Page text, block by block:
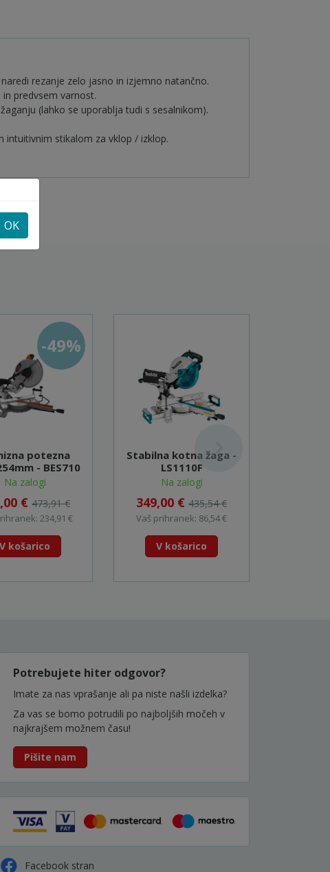
rezanje zelo jasno in izjemno natančno.
predvsem varnost.
(lahko se uporablja tudi s sesalnikom).
intuitivnim stikalom za vklop / izklop.
potezna
- BES710
Na zalogi
€ 473,91 €
234,91 €
V košarico
-49%
Stabilna kotna žaga -
LS1110F
Na zalogi
349,00 € 435,54 €
Vaš prihranek: 86,54 €
V košarico
Potrebujete hiter odgovor?
Imate za nas vprašanje ali pa niste našli izdelka?
Za vas se bomo potrudili po najboljših močeh v
najkrajšem možnem času!
Pišite nam
Facebook stran
OK